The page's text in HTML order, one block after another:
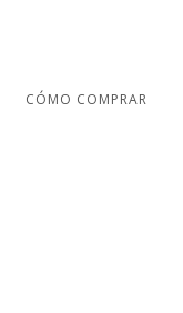
CÓMO COMPRAR